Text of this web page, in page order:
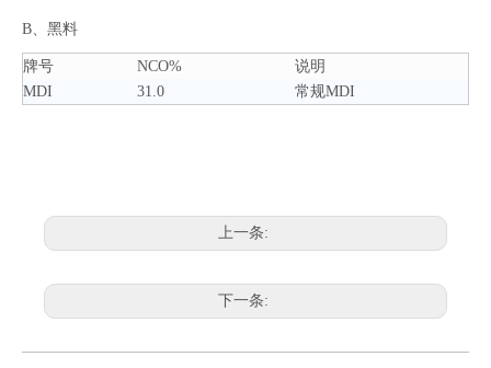
B、黑料
牌号 NCO%
说明
MDI
31.0 常规MDI
上一条:
下一条: